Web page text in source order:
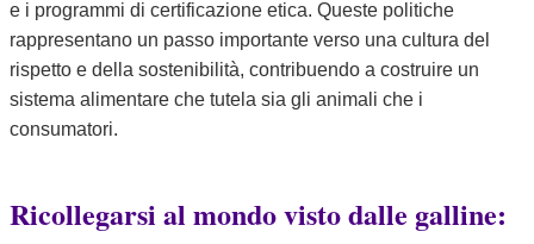
e i programmi di certificazione etica. Queste politiche
rappresentano un passo importante verso una cultura del
rispetto e della sostenibilità, contribuendo a costruire un
sistema alimentare che tutela sia gli animali che i
consumatori.
Ricollegarsi al mondo visto dalle galline: